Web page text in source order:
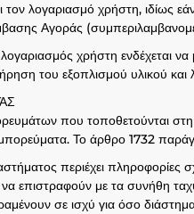
λογαριασμό χρήστη, ιδίως
Αγοράς
χρήστη ενδέχεται
του εξοπλισμού υλικού και
που τοποθετούνται
Το άρθρο 1732
περιέχει
επιστραφούν με τα συνήθη
σε ισχύ για όσο